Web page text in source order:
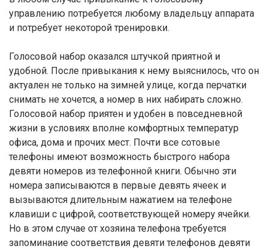
управлению потребуется любому владельцу аппарата
и потребует некоторой тренировки.
Голосовой набор оказался штучкой приятной и
удобной. После привыкания к нему выяснилось, что он
актуален не только на зимней улице, когда перчатки
снимать не хочется, а номер в них набирать сложно.
Голосовой набор приятен и удобен в повседневной
жизни в условиях вполне комфортных температур
офиса, дома и прочих мест. Почти все сотовые
телефоны имеют возможность быстрого набора
девяти номеров из телефонной книги. Обычно эти
номера записываются в первые девять ячеек и
вызываются длительным нажатием на телефоне
клавиши с цифрой, соответствующей номеру ячейки.
Но в этом случае от хозяина телефона требуется
запоминание соответствия девяти телефонов девяти